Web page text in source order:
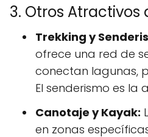
3. Otros Atractivos
Trekking y
ofrece una red de
conectan lagunas,
El senderismo es la
Canotaje y Kayak:
en zonas